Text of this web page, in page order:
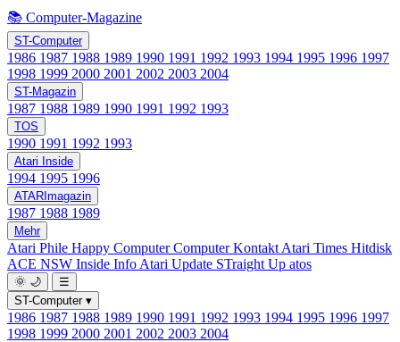
📚 Computer-Magazine
ST-Computer
1986 1987 1988 1989 1990 1991 1992 1993 1994 1995 1996 1997
1998 1999 2000 2001 2002 2003 2004
ST-Magazin
1987 1988 1989 1990 1991 1992 1993
TOS
1990 1991 1992 1993
Atari Inside
1994 1995 1996
ATARImagazin
1987 1988 1989
Mehr
Atari Phile Happy ComputerComputer Kontakt Atari Times Hitdisk
ACE NSW Inside Info Atari Update STraight Up atos
🌞 🌙
☰
ST-Computer ▾
1986 1987 1988 1989 1990 1991 1992 1993 1994 1995 1996 1997
1998 1999 2000 2001 2002 2003 2004